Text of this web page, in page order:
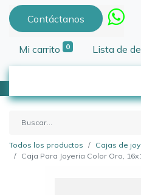
Contáctanos
Mi carrito 0 Lista de
Todos los productos
Cajas de
Caja Para Joyeria Color Oro,